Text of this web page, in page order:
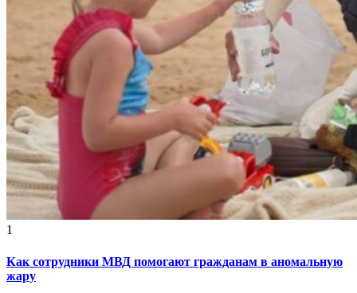
1
Как сотрудники МВД помогают гражданам в аномальную
жару